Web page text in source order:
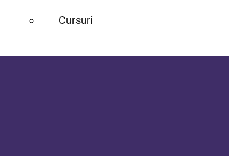
Cursuri